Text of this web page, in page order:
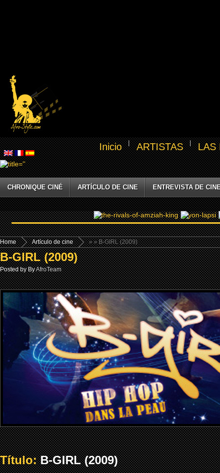
Inicio ARTISTAS LAS
CHRONIQUE CINÉ ARTÍCULO DE CINE ENTREVISTA DE
Home »
Artículo de cine » B-GIRL (2009)
B-GIRL (2009)
Posted by ByAfroTeam
Título:B-GIRL (2009)